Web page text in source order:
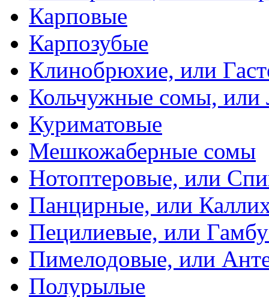
Карповые
Карпозубые
Клинобрюхие, или
Кольчужные сомы, или
Куриматовые
Мешкожаберные сомы
Нотоптеровые, или
Панцирные, или
Пецилиевые, или
Пимелодовые, или
Полурылые